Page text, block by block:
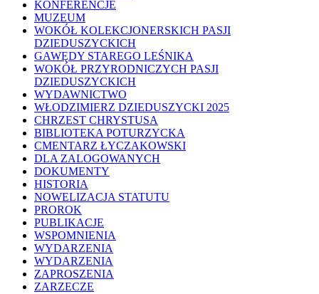
KONFERENCJE
MUZEUM
WOKÓŁ KOLEKCJONERSKICH PASJI
DZIEDUSZYCKICH
GAWĘDY STAREGO LEŚNIKA
WOKÓŁ PRZYRODNICZYCH PASJI
DZIEDUSZYCKICH
WYDAWNICTWO
WŁODZIMIERZ DZIEDUSZYCKI 2025
CHRZEST CHRYSTUSA
BIBLIOTEKA POTURZYCKA
CMENTARZ ŁYCZAKOWSKI
DLA ZALOGOWANYCH
DOKUMENTY
HISTORIA
NOWELIZACJA STATUTU
PROROK
PUBLIKACJE
WSPOMNIENIA
WYDARZENIA
WYDARZENIA
ZAPROSZENIA
ZARZECZE